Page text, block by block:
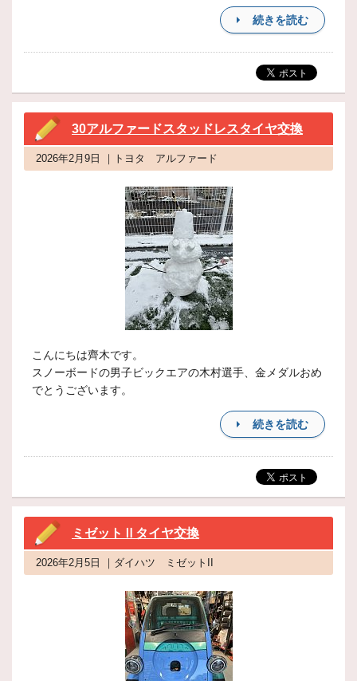
続きを読む
30アルファードスタッドレスタイヤ交換
2026年2月9日 ｜トヨタ アルファード
こんにちは齊木です。
スノーボードの男子ビックエアの木村選手、金メダルおめ
でとうございます。
続きを読む
ミゼットⅡタイヤ交換
2026年2月5日 ｜ダイハツ ミゼットII